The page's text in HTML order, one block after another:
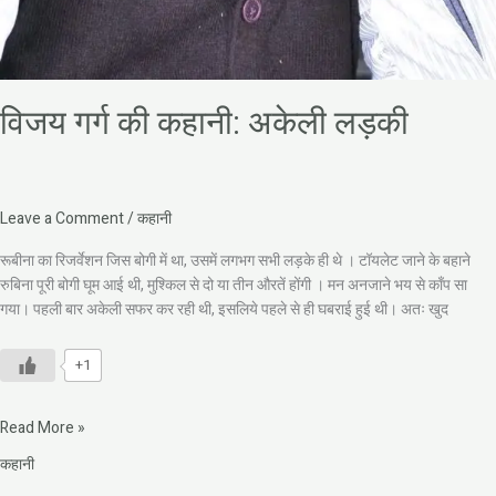
विजय गर्ग की कहानी: अकेली लड़की
Leave a Comment/कहानी
रूबीना का रिजर्वेशन जिस बोगी में था, उसमें लगभग सभी लड़के ही थे । टॉयलेट जाने के बहाने
रुबिना पूरी बोगी घूम आई थी, मुश्किल से दो या तीन औरतें होंगी । मन अनजाने भय से काँप सा
गया। पहली बार अकेली सफर कर रही थी, इसलिये पहले से ही घबराई हुई थी। अतः खुद
+1
Read More »
कहानी